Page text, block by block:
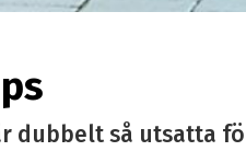
dubbelt så utsatta